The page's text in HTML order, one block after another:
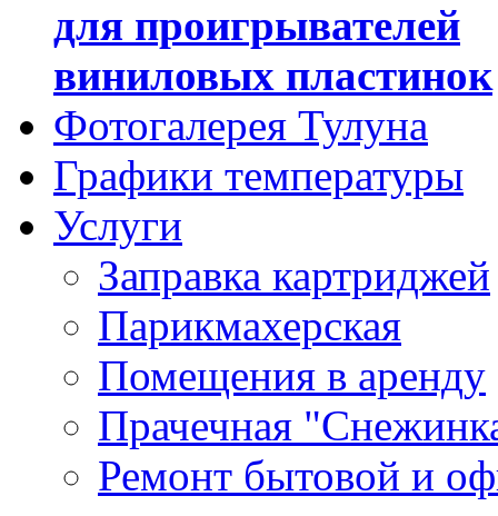
для проигрывателей
виниловых пластинок
Фотогалерея Тулуна
Графики температуры
Услуги
Заправка картриджей
Парикмахерская
Помещения в аренду
Прачечная
Ремонт бытовой и